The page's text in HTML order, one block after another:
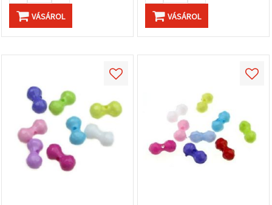
VÁSÁROL VÁSÁROL